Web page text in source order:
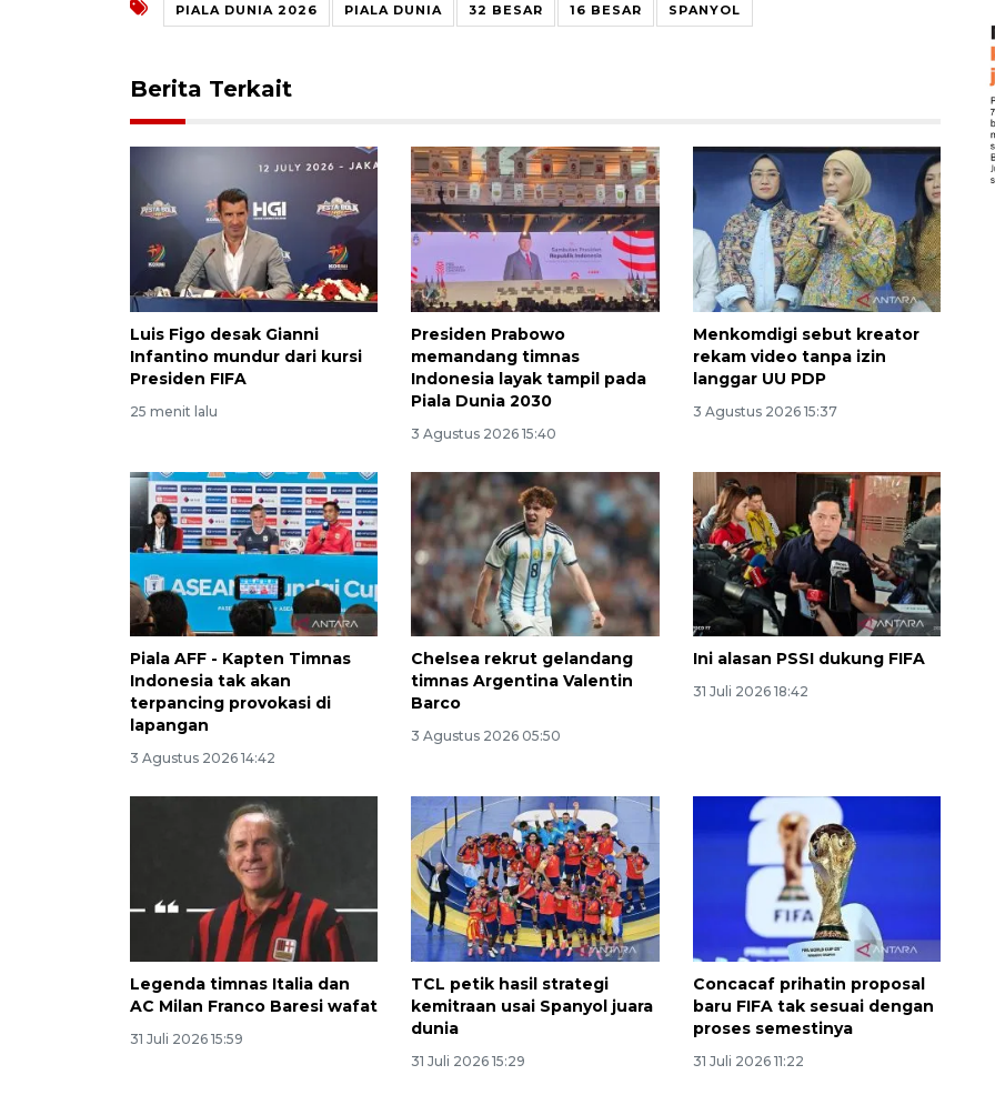
PIALA DUNIA 2026 PIALA DUNIA 32 BESAR 16 BESAR SPANYOL
Berita Terkait
Luis Figo desak Gianni
Infantino mundur dari kursi
Presiden FIFA
25 menit lalu
Presiden Prabowo
memandang timnas
Indonesia layak tampil pada
Piala Dunia 2030
3 Agustus 2026 15:40
Menkomdigi sebut kreator
rekam video tanpa izin
langgar UU PDP
3 Agustus 2026 15:37
Piala AFF - Kapten Timnas
Indonesia tak akan
terpancing provokasi di
lapangan
3 Agustus 2026 14:42
Chelsea rekrut gelandang
timnas Argentina Valentin
Barco
3 Agustus 2026 05:50
Ini alasan PSSI dukung FIFA
31 Juli 2026 18:42
Legenda timnas Italia dan
AC Milan Franco Baresi wafat
31 Juli 2026 15:59
TCL petik hasil strategi
kemitraan usai Spanyol juara
dunia
31 Juli 2026 15:29
Concacaf prihatin proposal
baru FIFA tak sesuai dengan
proses semestinya
31 Juli 2026 11:22
Belanja turis asing beri angin
segar bagi ekonomi
2026-08-05 09:00:00